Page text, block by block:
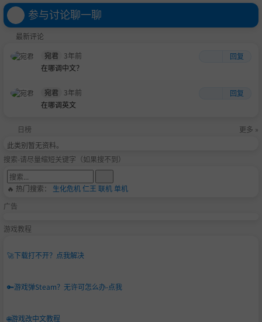
参与讨论聊一聊
最新评论
宛君
3年前
回复
在哪调中文？
宛君 3年前
回复
在哪调英文
日榜
更多 »
此类别暂无资料。
搜索-请尽量缩短关键字（如果搜不到）
🔥 热门搜索： 生化危机仁王 联机单机
广告
游戏教程
🚀下载打不开？点我解决
🔑游戏弹Steam？无许可怎么办-点我
🌐游戏改中文教程